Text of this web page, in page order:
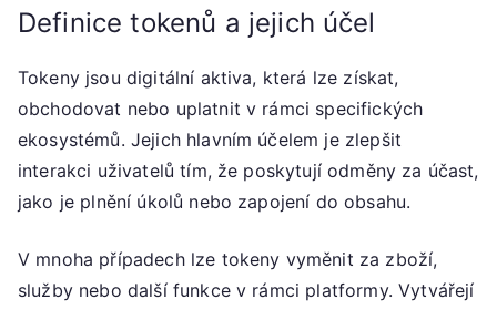
Definice tokenů a jejich účel
Tokeny jsou digitální aktiva, která lze získat,
obchodovat nebo uplatnit v rámci specifických
ekosystémů. Jejich hlavním účelem je zlepšit
interakci uživatelů tím, že poskytují odměny za účast,
jako je plnění úkolů nebo zapojení do obsahu.
V mnoha případech lze tokeny vyměnit za zboží,
služby nebo další funkce v rámci platformy. Vytvářejí